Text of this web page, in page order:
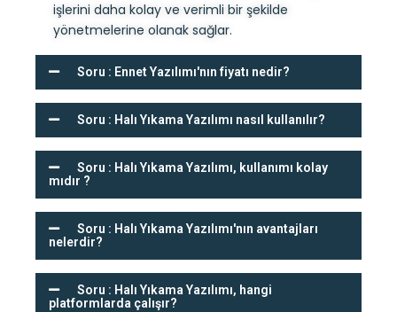
işlerini daha kolay ve verimli bir şekilde
yönetmelerine olanak sağlar.
Soru : Ennet Yazılımı'nın fiyatı nedir?
Soru : Halı Yıkama Yazılımı nasıl kullanılır?
Soru : Halı Yıkama Yazılımı, kullanımı kolay
mıdır ?
Soru : Halı Yıkama Yazılımı'nın avantajları
nelerdir?
Soru : Halı Yıkama Yazılımı, hangi
platformlarda çalışır?